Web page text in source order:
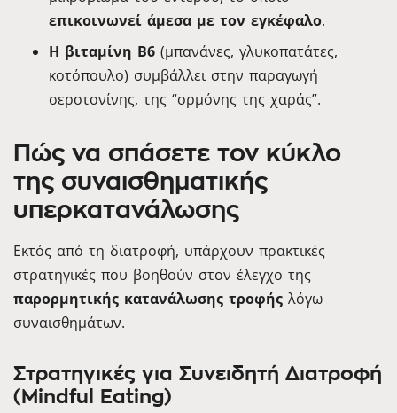
επικοινωνεί άμεσα με τον εγκέφαλο.
Η βιταμίνη Β6 (μπανάνες, γλυκοπατάτες,
κοτόπουλο) συμβάλλει στην παραγωγή
σεροτονίνης, της “ορμόνης της χαράς”.
Πώς να σπάσετε τον κύκλο
της συναισθηματικής
υπερκατανάλωσης
Εκτός από τη διατροφή, υπάρχουν πρακτικές
στρατηγικές που βοηθούν στον έλεγχο της
παρορμητικής κατανάλωσης τροφής λόγω
συναισθημάτων.
Στρατηγικές για Συνειδητή Διατροφή
(Mindful Eating)